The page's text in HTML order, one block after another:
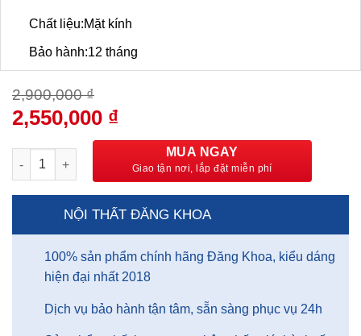
Chất liệu:Mặt kính
Bảo hành:12 tháng
2,900,000₫
Giá
gốc
là:
2,900,000 ₫.
2,550,000 ₫Giá
tại
2,550,000 ₫.
Mẫu ghế sofa văng dài đẹp cho phòng khách - SFDK01 số
MUA NGAY
NỘI THẤT ĐĂNG KHOA
100% sản phẩm chính hãng Đăng Khoa, kiểu dáng
hiện đại nhất 2018
Dịch vụ bảo hành tận tâm, sẵn sàng phục vụ 24h